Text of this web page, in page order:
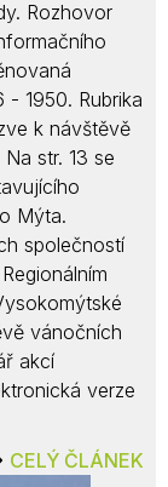
Rozhovor
1950. Rubrika
k návštěvě
str. 13 se
Mýta.
společností
vánočních
akcí
verze
CELÝ ČLÁNEK